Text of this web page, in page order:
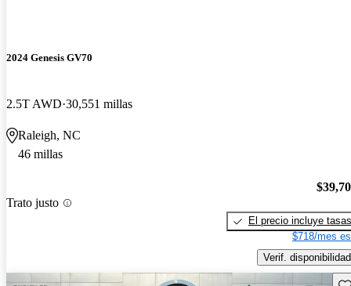
2024 Genesis GV70
2.5T AWD 30,551 millas
Raleigh, NC
46 millas
Trato justo
El precio incluye tasas
$718/mes
Verif. disponibilidad